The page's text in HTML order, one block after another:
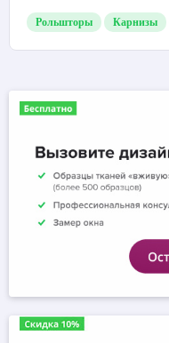
Рольшторы Карнизы